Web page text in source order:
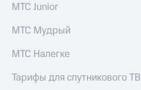
Уведомление
о
погашении
именных
Другое
Регистратор
МТС Junior
МТС Мудрый
МТС Налегке
Тарифы для спутникового ТВ